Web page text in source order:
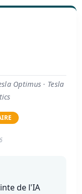
Optimus · Tesla
de l'IA